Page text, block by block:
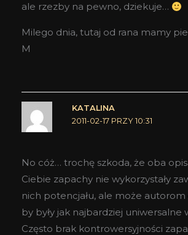
ale rzezby na pewno, dziekuje…
Milego dnia, tutaj od rana mamy
M
KATALINA
2011-02-17 PRZY 10:31
No cóż… trochę szkoda, że oba
Ciebie zapachy nie wykorzystały
nich potencjału, ale może autorom
by były jak najbardziej uniwersalne
Często brak kontrowersyjności